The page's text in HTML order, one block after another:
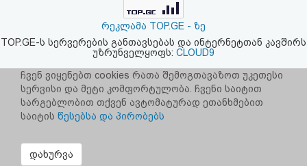
პასუხისმგებლობის
უარყოფა
რეკლამა TOP.GE - ზე
TOP.GE-ს სერვერების განთავსებას და ინტერნეტთან კავშირს
უზრუნველყოფს: CLOUD9
ჩვენ ვიყენებთ cookies რათა შემოგთავაზოთ უკეთესი
სერვისი და მეტი კომფორტულობა. ჩვენი საიტით
სარგებლობით თქვენ ავტომატურად ეთანხმებით
საიტის წესებსა და პირობებს
დახურვა